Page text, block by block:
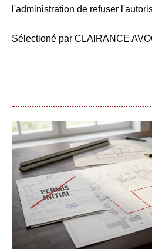
l'administration de refuser
Sélectioné par CLAIRANCE